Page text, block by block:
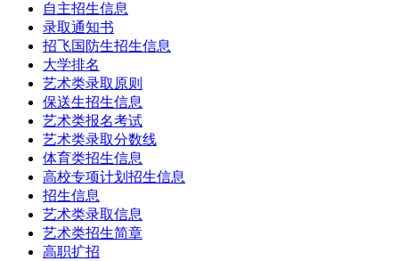
自主招生信息
录取通知书
招飞国防生招生信息
大学排名
艺术类录取原则
保送生招生信息
艺术类报名考试
艺术类录取分数线
体育类招生信息
高校专项计划招生信息
招生信息
艺术类录取信息
艺术类招生简章
高职扩招